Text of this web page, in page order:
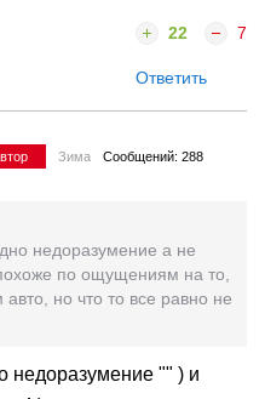
22 7
Ответить
Зима Сообщений: 288
недоразумение а не
по ощущениям на то,
но что то все равно не
недоразумение "" ) и